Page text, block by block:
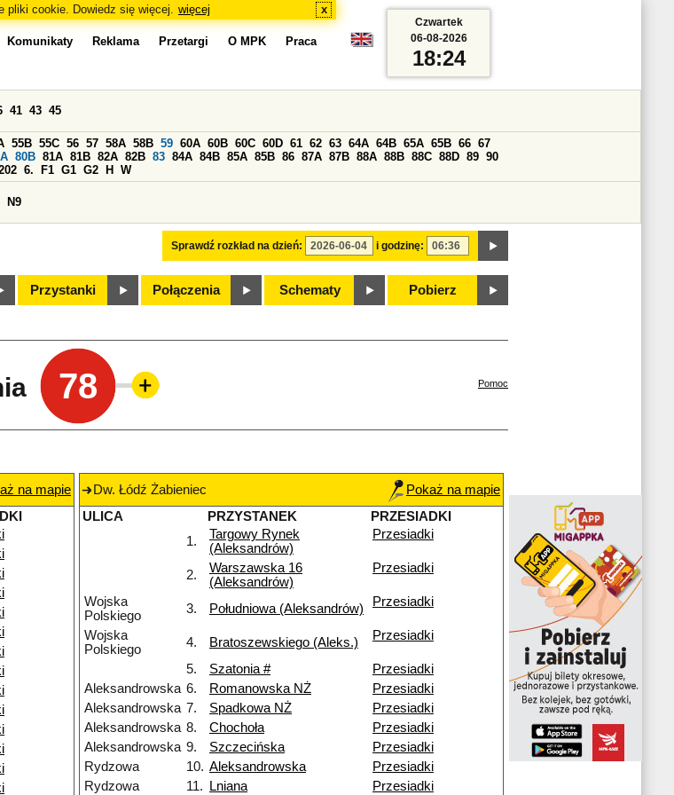
pliki cookie. Dowiedz się więcej. więcej x
Komunikaty Reklama Przetargi O MPK Praca
Sprawdź rozkład na dzień: i godzinę:
41 43 45
55B 55C 56 57 58A 58B 59 60A 60B 60C 60D 61 62 63 64A 64B 65A 65B 66 67
80B 81A 81B 82A 82B 83 84A 84B 85A 85B 86 87A 87B 88A 88B 88C 88D 89 90
6. F1 G1 G2 H W
N9
Przystanki Połączenia Schematy Pobierz
Czwartek
06-08-2026
18:24
78 Pomoc
na mapie
Dw. Łódź Żabieniec
Pokaż na mapie
ULICA
PRZYSTANEK
PRZESIADKI
1.
Targowy Rynek
(Aleksandrów)
Przesiadki
2.
Warszawska 16
(Aleksandrów)
Przesiadki
Wojska
Polskiego
3. Południowa (Aleksandrów) Przesiadki
Wojska
Polskiego
4. Bratoszewskiego (Aleks.) Przesiadki
5. Szatonia #
Przesiadki
Aleksandrowska 6. Romanowska NŻ
Przesiadki
Aleksandrowska 7. Spadkowa NŻ
Przesiadki
Aleksandrowska 8. Chochoła
Przesiadki
Aleksandrowska 9. Szczecińska
Przesiadki
Rydzowa
10. Aleksandrowska
Przesiadki
Rydzowa
11. Lniana Przesiadki